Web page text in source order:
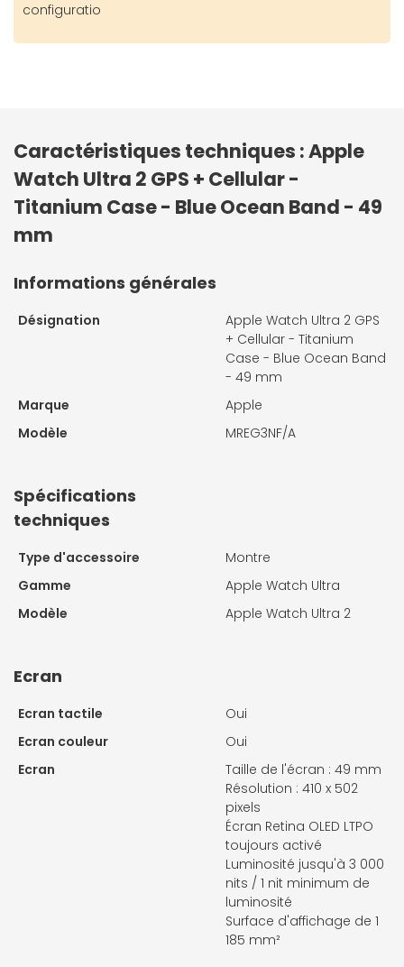
configuratio
Caractéristiques techniques : Apple
Watch Ultra 2 GPS + Cellular -
Titanium Case - Blue Ocean Band - 49
mm
Informations générales
Désignation
Apple Watch Ultra 2 GPS
+ Cellular - Titanium
Case - Blue Ocean Band
- 49 mm
Marque
Apple
Modèle
MREG3NF/A
Spécifications
techniques
Type d'accessoire
Montre
Gamme
Apple Watch Ultra
Modèle
Apple Watch Ultra 2
Ecran
Ecran tactile
Oui
Ecran couleur
Oui
Ecran
Taille de l'écran : 49 mm
Résolution : 410 x 502
pixels
Écran Retina OLED LTPO
toujours activé
Luminosité jusqu'à 3 000
nits / 1 nit minimum de
luminosité
Surface d'affichage de 1
185 mm²